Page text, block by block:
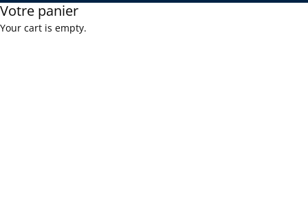
Votre panier
Your cart is empty.